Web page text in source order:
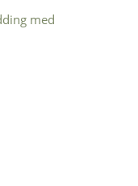
med